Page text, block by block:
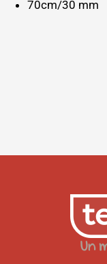
70cm/30 mm